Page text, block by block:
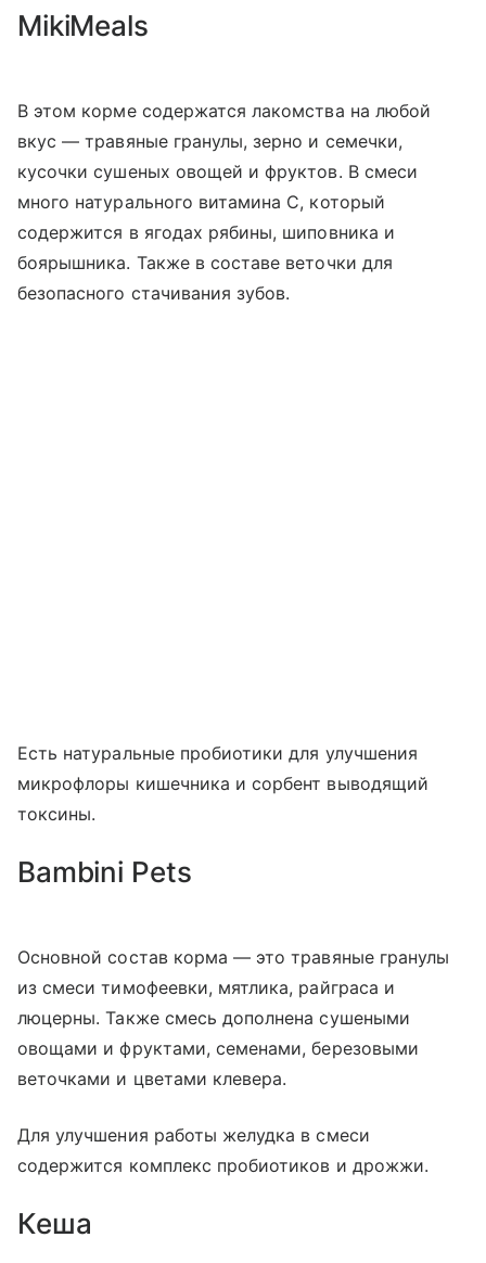
MikiMeals
В этом корме содержатся лакомства на любой
вкус — травяные гранулы, зерно и семечки,
кусочки сушеных овощей и фруктов. В смеси
много натурального витамина С, который
содержится в ягодах рябины, шиповника и
боярышника. Также в составе веточки для
безопасного стачивания зубов.
Есть натуральные пробиотики для улучшения
микрофлоры кишечника и сорбент выводящий
токсины.
Bambini Pets
Основной состав корма — это травяные гранулы
из смеси тимофеевки, мятлика, райграса и
люцерны. Также смесь дополнена сушеными
овощами и фруктами, семенами, березовыми
веточками и цветами клевера.
Для улучшения работы желудка в смеси
содержится комплекс пробиотиков и дрожжи.
Кеша